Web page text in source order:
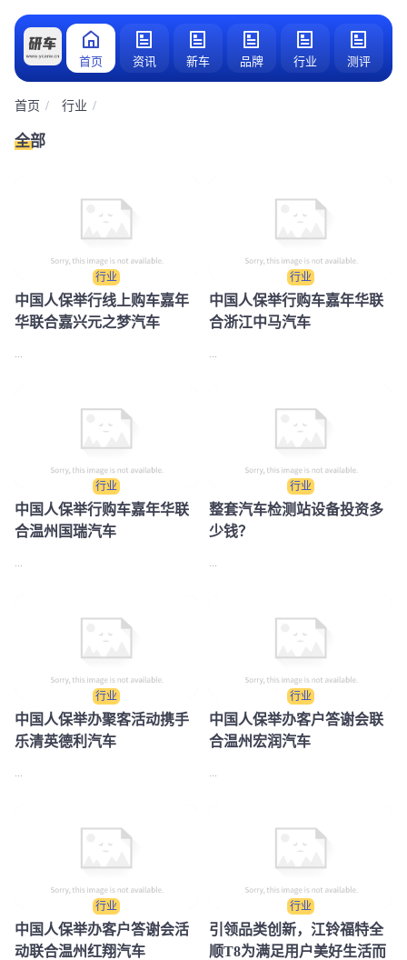
首页 资讯 新车 品牌 行业 测评
首页 行业
全部
行业
中国人保举行线上购车嘉年
华联合嘉兴元之梦汽车
行业
中国人保举行购车嘉年华联
合浙江中马汽车
行业
中国人保举行购车嘉年华联
合温州国瑞汽车
...
行业
整套汽车检测站设备投资多
少钱？
...
行业
中国人保举办聚客活动携手
乐清英德利汽车
...
行业
中国人保举办客户答谢会联
合温州宏润汽车
...
行业
中国人保举办客户答谢会活
动联合温州红翔汽车
行业
引领品类创新，江铃福特全
顺T8为满足用户美好生活而